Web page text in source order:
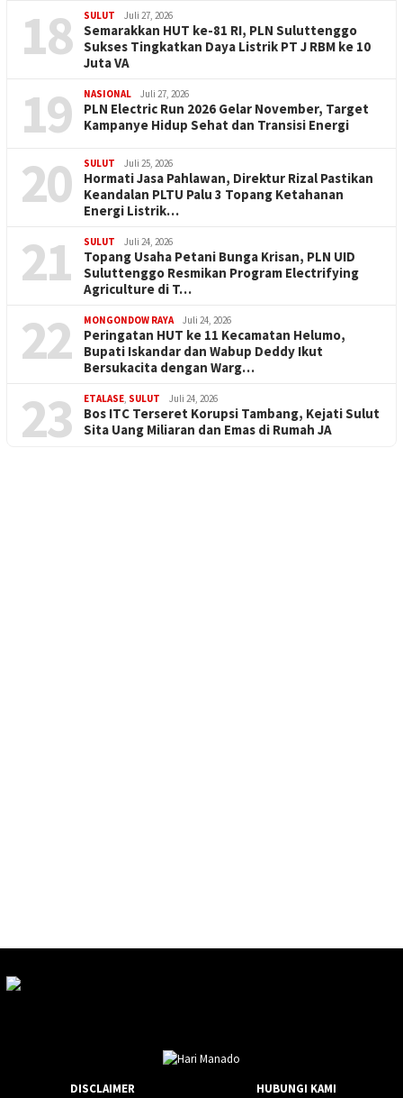
18 SULUT Juli 27, 2026
Semarakkan HUT ke-81 RI, PLN Suluttenggo
Sukses Tingkatkan Daya Listrik PT J RBM ke 10
Juta VA
19 NASIONAL Juli 27, 2026
PLN Electric Run 2026 Gelar November, Target
Kampanye Hidup Sehat dan Transisi Energi
20 SULUT Juli 25, 2026
Hormati Jasa Pahlawan, Direktur Rizal Pastikan
Keandalan PLTU Palu 3 Topang Ketahanan
Energi Listrik…
21 SULUT Juli 24, 2026
Topang Usaha Petani Bunga Krisan, PLN UID
Suluttenggo Resmikan Program Electrifying
Agriculture di T…
22 MONGONDOW RAYA Juli 24, 2026
Peringatan HUT ke 11 Kecamatan Helumo,
Bupati Iskandar dan Wabup Deddy Ikut
Bersukacita dengan Warg…
23 ETALASE, SULUT Juli 24, 2026
Bos ITC Terseret Korupsi Tambang, Kejati Sulut
Sita Uang Miliaran dan Emas di Rumah JA
DISCLAIMER HUBUNGI KAMI